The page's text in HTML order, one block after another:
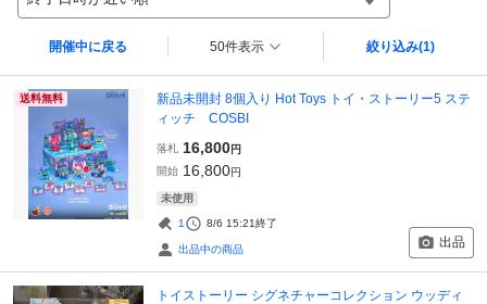
開催中に戻る 50件表示 絞り込み(1)
送料無料
新品未開封 8個入り Hot Toys トイ・ストーリー5 ステ
ィッチ COSBI
落札 16,800円
開始 16,800円
未使用
1 8/6 15:21終了
出品中の商品 出品
トイストーリー シグネチャーコレクション ウッディ